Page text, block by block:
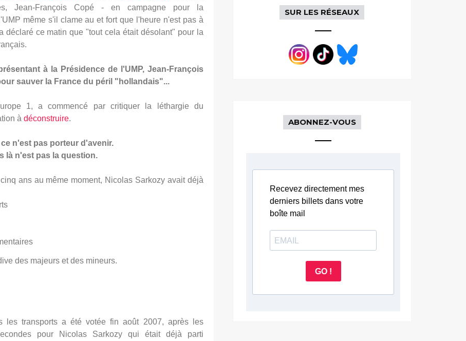
Jean-François Copé - en campagne pour la
même s'il clame au et fort que l'heure n'est pas à
déclaré ce matin que "tout cela était désolant" pour la
à la Présidence de l'UMP, Jean-François
sauver la France du péril "hollandais"...
1, a commencé par critiquer la léthargie du
à déconstruire.
n'est pas porteur d'avenir.
là n'est pas la question.
ans au même moment, Nicolas Sarkozy avait déjà
des majeurs et des mineurs.
les transports a été votée fin août 2007, après les
pour Nicolas Sarkozy qui était déjà parti
SUR LES RÉSEAUX
ABONNEZ-VOUS
Recevez directement mes
derniers billets dans votre
boîte mail
GO !